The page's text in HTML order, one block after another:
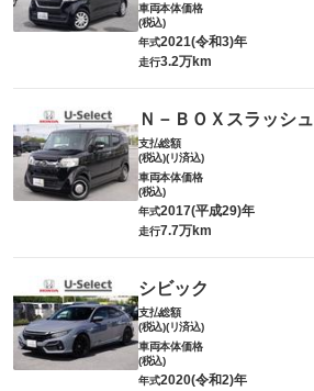
車両本体価格
(税込)
年式2021(令和3)年
走行3.2万km
Ｎ－ＢＯＸスラッシュ
支払総額
(税込)(リ済込)
車両本体価格
(税込)
年式2017(平成29)年
走行7.7万km
シビック
支払総額
(税込)(リ済込)
車両本体価格
(税込)
年式2020(令和2)年